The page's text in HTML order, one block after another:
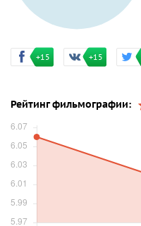
+15 +15
Рейтинг фильмографии: